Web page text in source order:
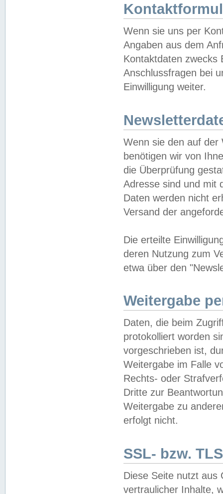
Wenn sie uns per
Angaben aus dem
Kontaktdaten zwecks
Anschlussfragen bei
Einwilligung weiter.
Wenn sie den auf der
benötigen wir von
die Überprüfung
Adresse sind und mit
Daten werden nicht
Versand der
Die erteilte
deren Nutzung zum
etwa über den
Weitergabe
Daten, die beim
protokolliert worden
vorgeschrieben ist,
Weitergabe im Falle
Rechts- oder
Dritte zur
Weitergabe zu
erfolgt nicht.
SSL- bzw.
Diese Seite nutzt aus
vertraulicher Inhalte,